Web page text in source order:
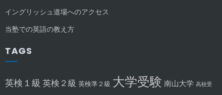
イングリッシュ道場へのアクセス
当塾での英語の教え方
TAGS
英検１級 英検２級 英検準２級 大学受験 南山大学 高校受